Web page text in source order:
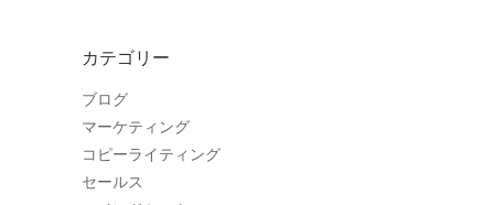
カテゴリー
ブログ
マーケティング
コピーライティング
セールス